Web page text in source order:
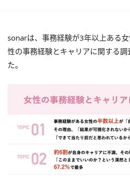
sonarは、事務経験が3年以上ある
性の事務経験とキャリアに関する
た。